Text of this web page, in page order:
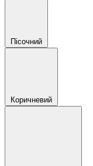
Пісочний
Коричневий